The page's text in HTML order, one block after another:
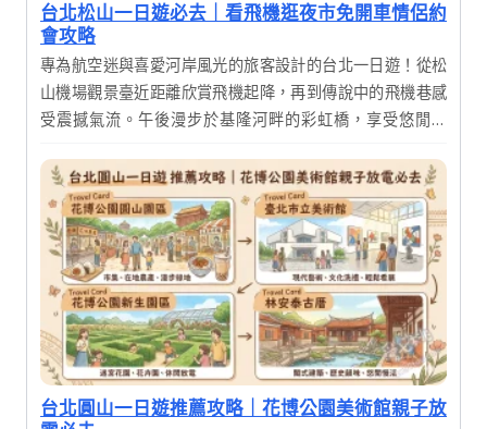
台北松山一日遊必去｜看飛機逛夜市免開車情侶約
會攻略
專為航空迷與喜愛河岸風光的旅客設計的台北一日遊！從松
山機場觀景臺近距離欣賞飛機起降，再到傳說中的飛機巷感
受震撼氣流。午後漫步於基隆河畔的彩虹橋，享受悠閒時
美結束充實的一天。
台北圓山一日遊推薦攻略｜花博公園美術館親子放